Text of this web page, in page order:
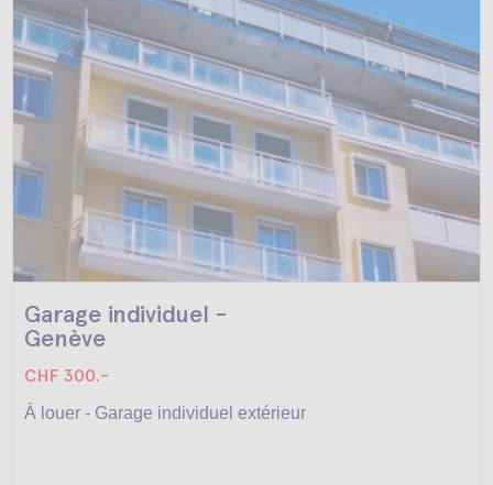
Garage individuel -
Genève
CHF 300.-
À louer - Garage individuel extérieur